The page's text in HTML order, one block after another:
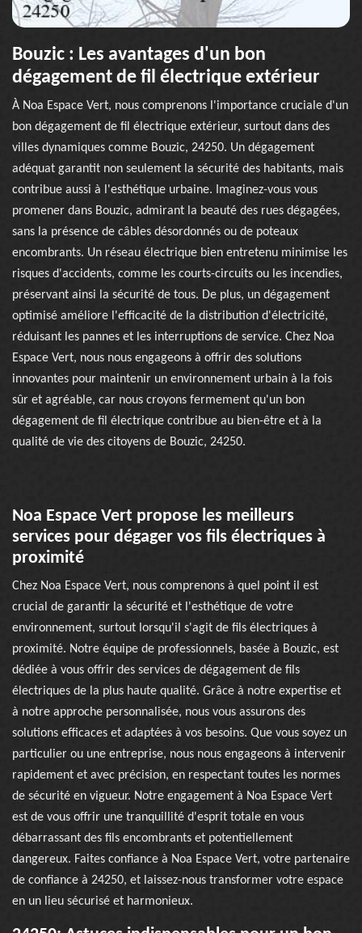
Bouzic : Les avantages d'un bon
dégagement de fil électrique extérieur
À Noa Espace Vert, nous comprenons l'importance cruciale d'un
bon dégagement de fil électrique extérieur, surtout dans des
villes dynamiques comme Bouzic, 24250. Un dégagement
adéquat garantit non seulement la sécurité des habitants, mais
contribue aussi à l'esthétique urbaine. Imaginez-vous vous
promener dans Bouzic, admirant la beauté des rues dégagées,
sans la présence de câbles désordonnés ou de poteaux
encombrants. Un réseau électrique bien entretenu minimise les
risques d'accidents, comme les courts-circuits ou les incendies,
préservant ainsi la sécurité de tous. De plus, un dégagement
optimisé améliore l'efficacité de la distribution d'électricité,
réduisant les pannes et les interruptions de service. Chez Noa
Espace Vert, nous nous engageons à offrir des solutions
innovantes pour maintenir un environnement urbain à la fois
sûr et agréable, car nous croyons fermement qu'un bon
dégagement de fil électrique contribue au bien-être et à la
qualité de vie des citoyens de Bouzic, 24250.
Noa Espace Vert propose les meilleurs
services pour dégager vos fils électriques à
proximité
Chez Noa Espace Vert, nous comprenons à quel point il est
crucial de garantir la sécurité et l'esthétique de votre
environnement, surtout lorsqu'il s'agit de fils électriques à
proximité. Notre équipe de professionnels, basée à Bouzic, est
dédiée à vous offrir des services de dégagement de fils
électriques de la plus haute qualité. Grâce à notre expertise et
à notre approche personnalisée, nous vous assurons des
solutions efficaces et adaptées à vos besoins. Que vous soyez un
particulier ou une entreprise, nous nous engageons à intervenir
rapidement et avec précision, en respectant toutes les normes
de sécurité en vigueur. Notre engagement à Noa Espace Vert
est de vous offrir une tranquillité d'esprit totale en vous
débarrassant des fils encombrants et potentiellement
dangereux. Faites confiance à Noa Espace Vert, votre partenaire
de confiance à 24250, et laissez-nous transformer votre espace
en un lieu sécurisé et harmonieux.